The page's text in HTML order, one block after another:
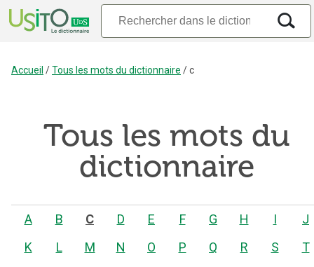
Accueil /Tous les mots du dictionnaire /c
Tous les mots du
dictionnaire
A B C D E F G H I
J
K
L M N O P Q R S
T